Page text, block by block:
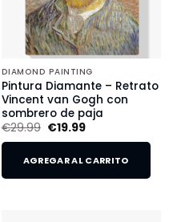
DIAMOND PAINTING
Pintura Diamante – Retrato
Vincent van Gogh con
sombrero de paja
€29.99 €19.99
AGREGAR AL CARRITO